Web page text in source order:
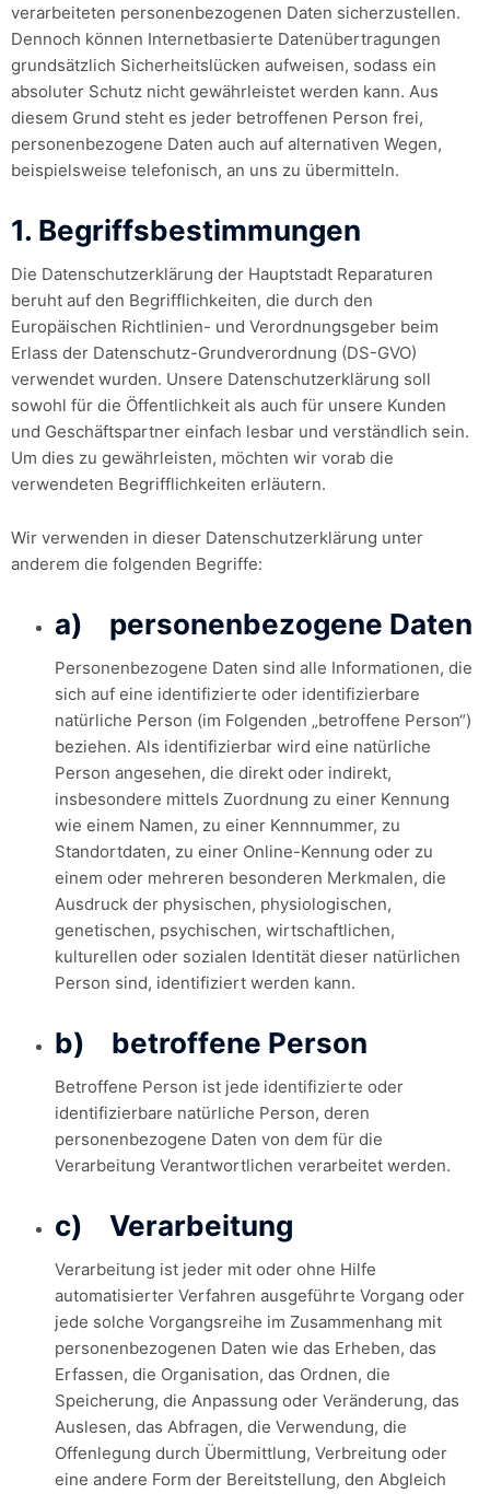
verarbeiteten personenbezogenen Daten sicherzustellen.
Dennoch können Internetbasierte Datenübertragungen
grundsätzlich Sicherheitslücken aufweisen, sodass ein
absoluter Schutz nicht gewährleistet werden kann. Aus
diesem Grund steht es jeder betroffenen Person frei,
personenbezogene Daten auch auf alternativen Wegen,
beispielsweise telefonisch, an uns zu übermitteln.
1. Begriffsbestimmungen
Die Datenschutzerklärung der Hauptstadt Reparaturen
beruht auf den Begrifflichkeiten, die durch den
Europäischen Richtlinien- und Verordnungsgeber beim
Erlass der Datenschutz-Grundverordnung (DS-GVO)
verwendet wurden. Unsere Datenschutzerklärung soll
sowohl für die Öffentlichkeit als auch für unsere Kunden
und Geschäftspartner einfach lesbar und verständlich sein.
Um dies zu gewährleisten, möchten wir vorab die
verwendeten Begrifflichkeiten erläutern.
Wir verwenden in dieser Datenschutzerklärung unter
anderem die folgenden Begriffe:
a) personenbezogene Daten
Personenbezogene Daten sind alle Informationen, die
sich auf eine identifizierte oder identifizierbare
natürliche Person (im Folgenden „betroffene Person“)
beziehen. Als identifizierbar wird eine natürliche
Person angesehen, die direkt oder indirekt,
insbesondere mittels Zuordnung zu einer Kennung
wie einem Namen, zu einer Kennnummer, zu
Standortdaten, zu einer Online-Kennung oder zu
einem oder mehreren besonderen Merkmalen, die
Ausdruck der physischen, physiologischen,
genetischen, psychischen, wirtschaftlichen,
kulturellen oder sozialen Identität dieser natürlichen
Person sind, identifiziert werden kann.
b) betroffene Person
Betroffene Person ist jede identifizierte oder
identifizierbare natürliche Person, deren
personenbezogene Daten von dem für die
Verarbeitung Verantwortlichen verarbeitet werden.
c) Verarbeitung
Verarbeitung ist jeder mit oder ohne Hilfe
automatisierter Verfahren ausgeführte Vorgang oder
jede solche Vorgangsreihe im Zusammenhang mit
personenbezogenen Daten wie das Erheben, das
Erfassen, die Organisation, das Ordnen, die
Speicherung, die Anpassung oder Veränderung, das
Auslesen, das Abfragen, die Verwendung, die
Offenlegung durch Übermittlung, Verbreitung oder
eine andere Form der Bereitstellung, den Abgleich